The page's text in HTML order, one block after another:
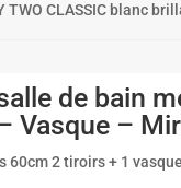
TWO CLASSIC blanc
de bain
Vasque –
60cm 2 tiroirs + 1